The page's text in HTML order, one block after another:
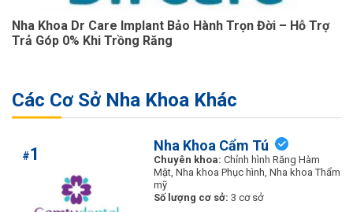
Nha Khoa Dr Care Implant Bảo Hành Trọn Đời – Hỗ Trợ
Trả Góp 0% Khi Trồng Răng
Các Cơ Sở Nha Khoa Khác
#1 Nha Khoa Cẩm Tú
Chuyên khoa: Chỉnh hình Răng Hàm
Mặt, Nha khoa Phục hình, Nha khoa Thẩm
mỹ
Số lượng cơ sở: 3 cơ sở